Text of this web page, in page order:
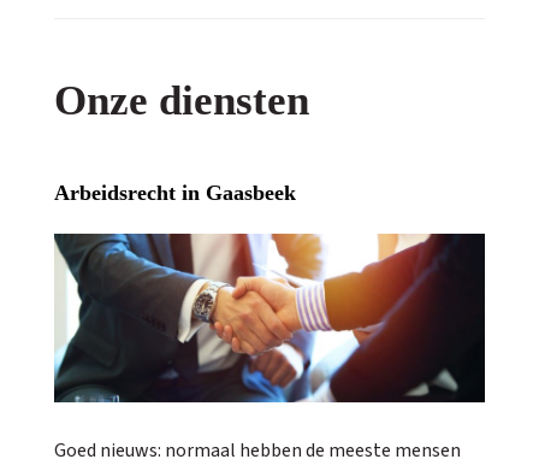
Onze diensten
Arbeidsrecht in Gaasbeek
Goed nieuws: normaal hebben de meeste mensen